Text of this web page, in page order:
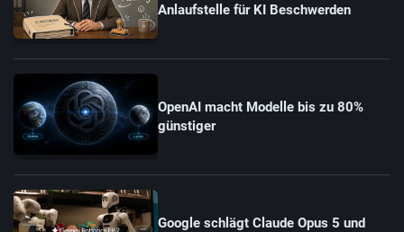
Anlaufstelle für KI Beschwerden
OpenAI macht Modelle bis zu 80%
günstiger
Google schlägt Claude Opus 5 und